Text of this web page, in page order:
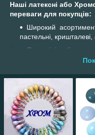
Наші латексні або
переваги для покупців:
Широкий
пастельні, кришталеві,
Яскраві фарби,
Пятисторонний (5-
Кулі без запаху,
Якість матеріалу
І ще — Політ кульок
через день на підлозі